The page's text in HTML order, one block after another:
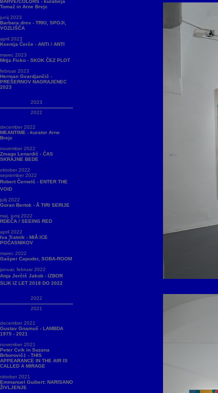
BARVE/COLORS - kuratorja
Tomaž in Arne Brejc
junij 2023
Barbara drev - TRKI, SPOJI,
VOZLIŠČA
april 2023
Ksenija Čerče - ANTI / ANTI
marec 2023
Mitja Ficko - SKOK ČEZ PLOT
februar 2023
Herman Gvardjančič -
PREŠERNOV NAGRAJENEC
2023
2023
2022
december 2022
MEANTIME - kurator Arne
Brejc
november 2022
Zmago Lenardič - ČAS
SKRAJNE BEDE
oktober 2022
september 2022
Robert Černelč - ENTER THE
VOID
julij 2022
Goran Bertok - Å TIRI SERIJE
maj, junij 2022
RDEČA / SEEING RED
april 2022
Iva Tratnik - MIÅ ICE
POČASNIKOV
marec 2022
Gašper Capuder, SOBA-ROOM
januar, februar 2022
Anja Jerčič Jakob - IZBOR
SLIK IZ LET 2018 DO 2022
2022
2021
december 2021
Gustav Gnamuš - LAMBDA
1975 - 2021
november 2021
Peter Cvik in Suzana
Brborovič‡ - THIS
APPEARANCE IN THE AIR IS
CALLED A MIRAGE
oktober 2021
Emmanuel Guibert: NARISANO
ŽIVLJENJE